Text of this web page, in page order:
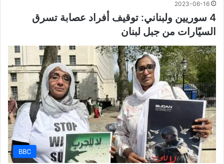
2023-06-16
4 سوريين ولبناني: توقيف أفراد عصابة تسرق
السيّارات من جبل لبنان
BBC